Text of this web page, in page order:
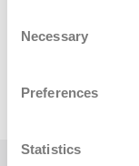
Selection
Necessary
Preferences
Statistics
Porta copos
Chassis
Carrinho